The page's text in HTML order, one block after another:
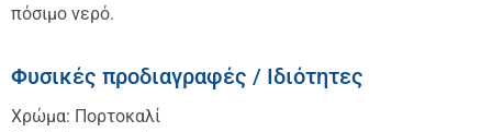
πόσιμο νερό.
Φυσικές προδιαγραφές / Ιδιότητες
Χρώμα: Πορτοκαλί